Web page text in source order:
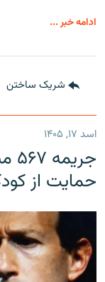
ادامه خبر ...
شریک ساختن
اسد ۱۷, ۱۴۰۵
حمایت از